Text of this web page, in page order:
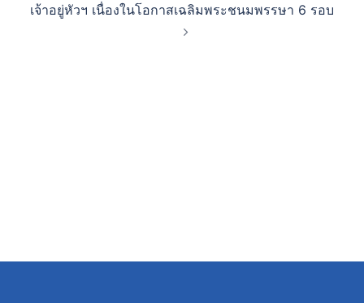
เจ้าอยู่หัวฯ เนื่องในโอกาสเฉลิมพระชนมพรรษา 6 รอบ